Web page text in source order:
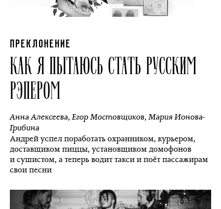
ПРЕКЛОНЕНИЕ
КАК Я ПЫТАЮСЬ СТАТЬ РУССКИМ
РЭПЕРОМ
Анна Алексеева,Егор Мостовщиков,Мария Ионова-
Грибина
Андрей успел поработать охранником, курьером,
доставщиком пиццы, установщиком домофонов
и сушистом, а теперь водит такси и поёт пассажирам
свои песни